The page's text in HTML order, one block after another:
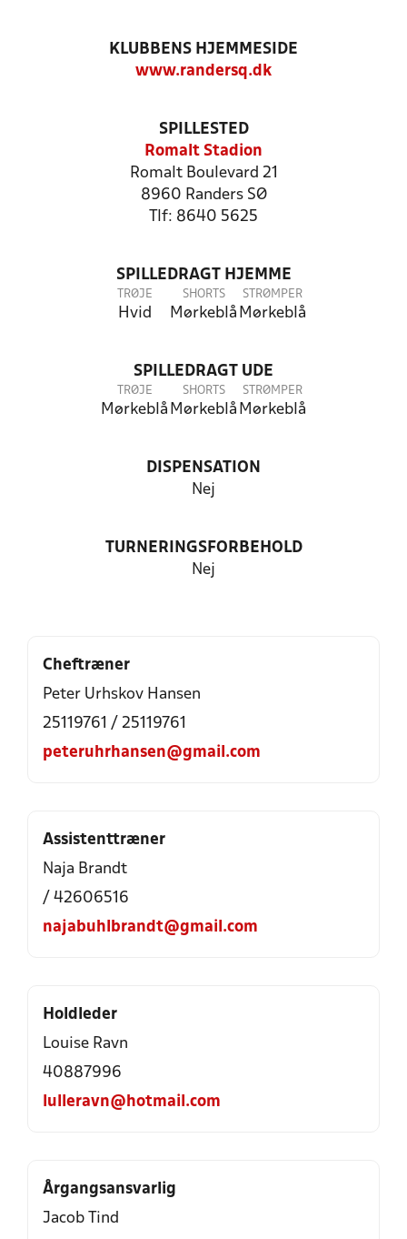
KLUBBENS HJEMMESIDE
www.randersq.dk
SPILLESTED
Romalt Stadion
Romalt Boulevard 21
8960 Randers SØ
Tlf: 8640 5625
SPILLEDRAGT HJEMME
TRØJE
Hvid
SHORTS
Mørkeblå
STRØMPER
Mørkeblå
SPILLEDRAGT UDE
TRØJE
Mørkeblå
SHORTS
Mørkeblå
STRØMPER
Mørkeblå
DISPENSATION
Nej
TURNERINGSFORBEHOLD
Nej
Cheftræner
Peter Urhskov Hansen
25119761 / 25119761
peteruhrhansen@gmail.com
Assistenttræner
Naja Brandt
/ 42606516
najabuhlbrandt@gmail.com
Holdleder
Louise Ravn
40887996
lulleravn@hotmail.com
Årgangsansvarlig
Jacob Tind